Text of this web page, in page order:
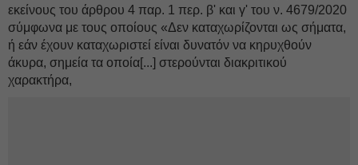
εκείνους του άρθρου 4 παρ. 1 περ. β' και γ' του ν. 4679/2020
σύμφωνα με τους οποίους «Δεν καταχωρίζονται ως σήματα,
ή εάν έχουν καταχωριστεί είναι δυνατόν να κηρυχθούν
άκυρα, σημεία τα οποία[...] στερούνται διακριτικού
χαρακτήρα,